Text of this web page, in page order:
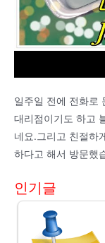
일주일 전에 전화로
대리점이기도 하고
네요.그리고 친절하
하다고 해서 방문했
인기글